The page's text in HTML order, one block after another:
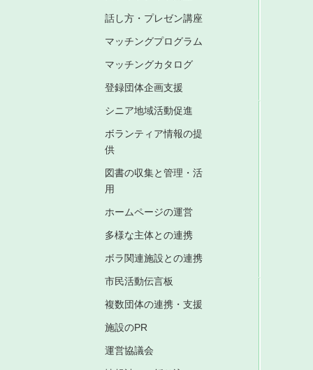
話し方・プレゼン講座
マッチングプログラム
マッチングカタログ
登録団体企画支援
シニア地域活動促進
ボランティア情報の提
供
図書の収集と管理・活
用
ホームページの運営
多様な主体との連携
ボラ関連施設との連携
市民活動伝言板
複数団体の連携・支援
施設のPR
運営協議会